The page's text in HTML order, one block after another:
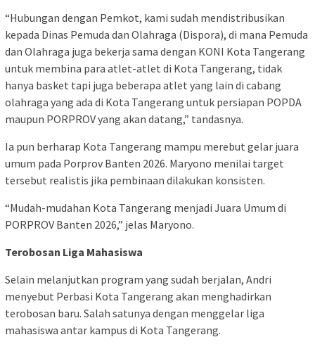
“Hubungan dengan Pemkot, kami sudah mendistribusikan
kepada Dinas Pemuda dan Olahraga (Dispora), di mana Pemuda
dan Olahraga juga bekerja sama dengan KONI Kota Tangerang
untuk membina para atlet-atlet di Kota Tangerang, tidak
hanya basket tapi juga beberapa atlet yang lain di cabang
olahraga yang ada di Kota Tangerang untuk persiapan POPDA
maupun PORPROV yang akan datang,” tandasnya.
Ia pun berharap Kota Tangerang mampu merebut gelar juara
umum pada Porprov Banten 2026. Maryono menilai target
tersebut realistis jika pembinaan dilakukan konsisten.
“Mudah-mudahan Kota Tangerang menjadi Juara Umum di
PORPROV Banten 2026,” jelas Maryono.
Terobosan Liga Mahasiswa
Selain melanjutkan program yang sudah berjalan, Andri
menyebut Perbasi Kota Tangerang akan menghadirkan
terobosan baru. Salah satunya dengan menggelar liga
mahasiswa antar kampus di Kota Tangerang.